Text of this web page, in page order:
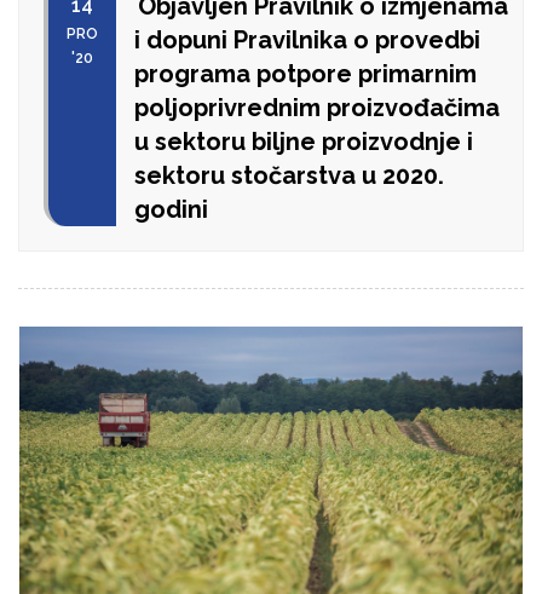
14
PRO
'20
i dopuni Pravilnika o provedbi
programa potpore primarnim
poljoprivrednim proizvođačima
u sektoru biljne proizvodnje i
sektoru stočarstva u 2020.
godini